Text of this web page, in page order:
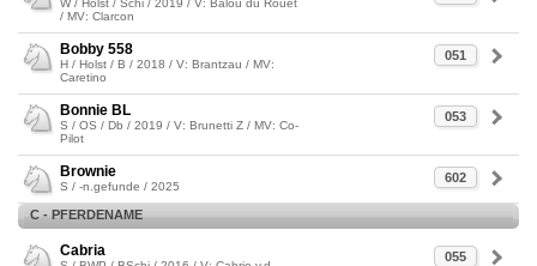
W / Holst / Schi / 2019 / V: Balou du Rouet
/ MV: Clarcon
051
Bobby 558
H / Holst / B / 2018 / V: Brantzau / MV:
Caretino
053
Bonnie BL
S / OS / Db / 2019 / V: Brunetti Z / MV: Co-
Pilot
602
Brownie
S / -n.gefunde / 2025
C - PFERDENAME
055
Cabria